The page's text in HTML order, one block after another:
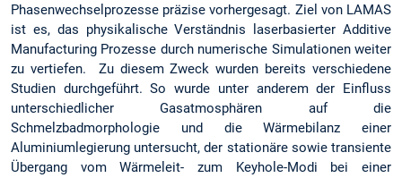
Phasenwechselprozesse präzise vorhergesagt. Ziel von LAMAS
ist es, das physikalische Verständnis laserbasierter Additive
Manufacturing Prozesse durch numerische Simulationen weiter
zu vertiefen. Zu diesem Zweck wurden bereits verschiedene
Studien durchgeführt. So wurde unter anderem der Einfluss
unterschiedlicher Gasatmosphären auf die
Schmelzbadmorphologie und die Wärmebilanz einer
Aluminiumlegierung untersucht, der stationäre sowie transiente
Übergang vom Wärmeleit- zum Keyhole-Modi bei einer